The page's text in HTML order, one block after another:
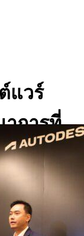
แวร์
การที่
รงสร้าง